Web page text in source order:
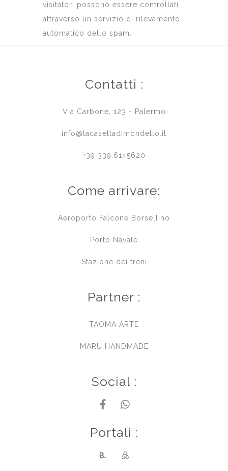
visitatori possono essere controllati
attraverso un servizio di rilevamento
automatico dello spam.
Contatti :
Via Carbone, 123 - Palermo
info@lacasettadimondello.it
+39 339.6145620
Come arrivare:
Aeroporto Falcone Borsellino
Porto Navale
Stazione dei treni
Partner :
TAOMA ARTE
MARU HANDMADE
Social :
Portali :